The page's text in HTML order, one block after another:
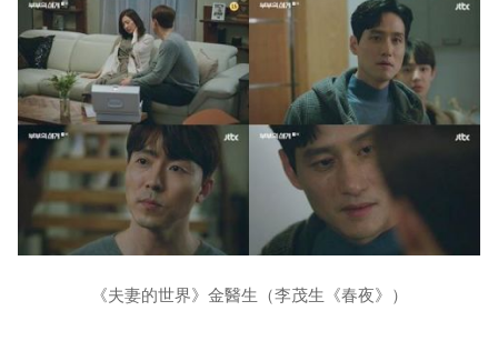
《夫妻的世界》金醫生（李茂生《春夜》）